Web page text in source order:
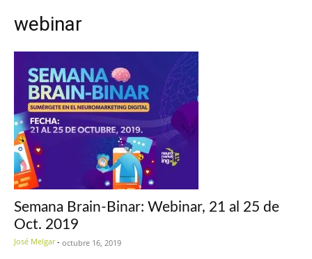
webinar
Semana Brain-Binar: Webinar, 21 al 25 de
Oct. 2019
José Melgar - octubre 16, 2019